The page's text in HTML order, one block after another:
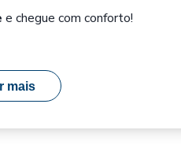
e chegue com conforto!
mais